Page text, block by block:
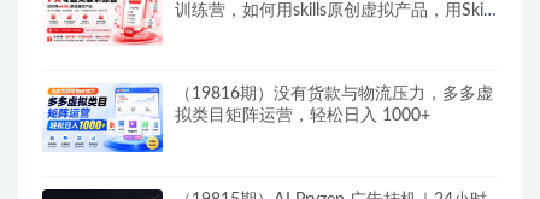
训练营，如何用skills原创虚拟产品，用Skil
（19816期）没有货款与物流压力，多多虚
拟类目矩阵运营，轻松日入 1000+